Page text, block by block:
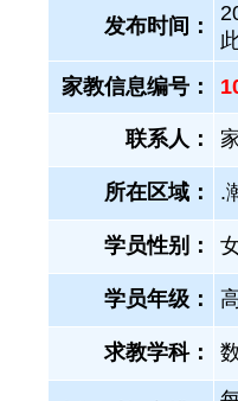
发布时间：
家教信息编号：
联系人：
所在区域： .
学员性别：
学员年级：
求教学科：